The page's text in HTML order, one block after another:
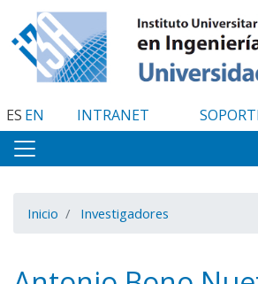
al
contenido
principal
ES EN INTRANET
Inicio Investigadores